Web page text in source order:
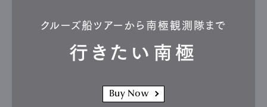
クルーズ船ツアーから南極観測隊まで
行きたい南極
Buy Now